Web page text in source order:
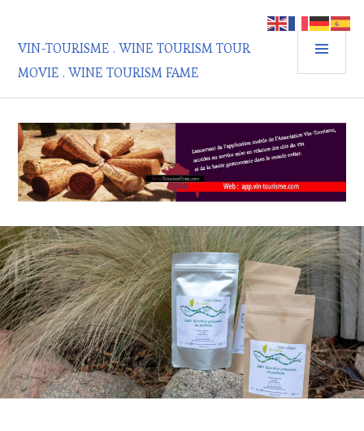
contenu
principal
VIN-TOURISME . WINE TOURISM TOUR
MOVIE . WINE TOURISM FAME